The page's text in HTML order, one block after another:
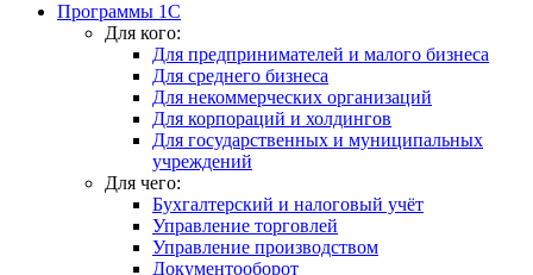
Программы 1С
Для кого:
Для предпринимателей и малого бизнеса
Для среднего бизнеса
Для некоммерческих организаций
Для корпораций и холдингов
Для государственных и муниципальных
учреждений
Для чего:
Бухгалтерский и налоговый учёт
Управление торговлей
Управление производством
Документооборот